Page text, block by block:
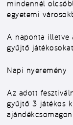
mindennél
egyetemi
A naponta illetve
gyűjtő játékosokat
Napi nyeremény
Az adott
gyűjtő 3 játékos